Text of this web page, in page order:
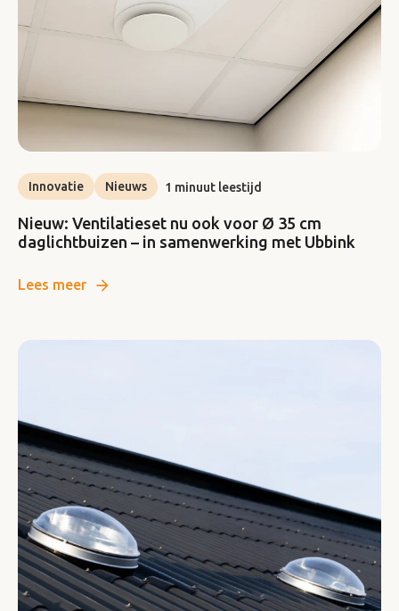
Innovatie Nieuws 1 minuut leestijd
Nieuw: Ventilatieset nu ook voor Ø 35 cm
daglichtbuizen – in samenwerking met Ubbink
Lees meer